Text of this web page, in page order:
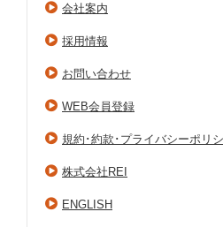
会社案内
採用情報
お問い合わせ
WEB会員登録
規約･約款･プライバシーポリ
株式会社REI
ENGLISH